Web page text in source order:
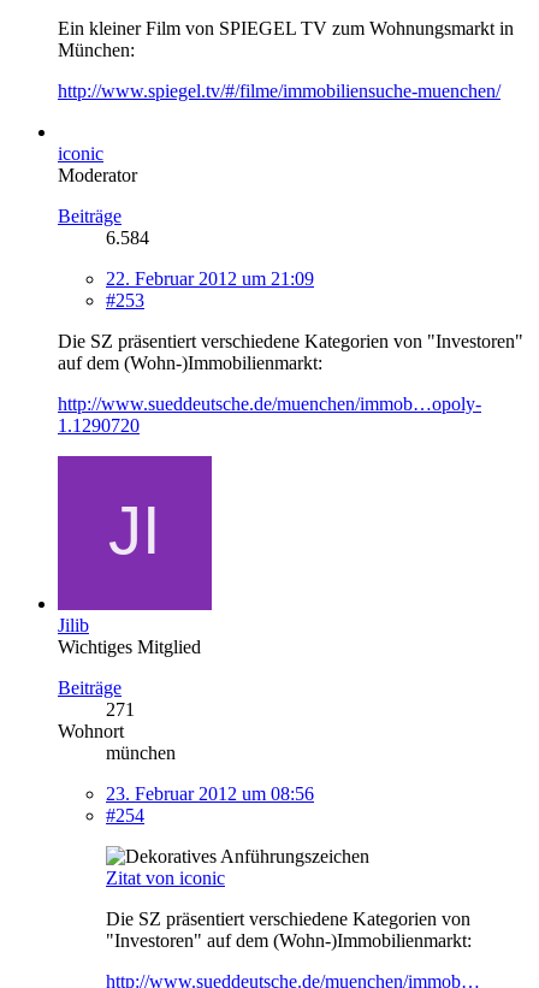
Ein kleiner Film von SPIEGEL TV zum Wohnungsmarkt in
München:
http://www.spiegel.tv/#/filme/immobiliensuche-muenchen/
iconic
Moderator
Beiträge
6.584
22. Februar 2012 um 21:09
#253
Die SZ präsentiert verschiedene Kategorien von "Investoren"
auf dem (Wohn-)Immobilienmarkt:
http://www.sueddeutsche.de/muenchen/immob…opoly-
1.1290720
Jilib
Wichtiges Mitglied
Beiträge
271
Wohnort
münchen
23. Februar 2012 um 08:56
#254
Zitat von iconic
Die SZ präsentiert verschiedene Kategorien von
"Investoren" auf dem (Wohn-)Immobilienmarkt:
http://www.sueddeutsche.de/muenchen/immob…